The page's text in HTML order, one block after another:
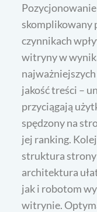
skomplikowany
czynnikach
witryny w
jakość treści –
przyciągają
spędzony na
jej ranking.
struktura
architektura
jak i robotom
witrynie.